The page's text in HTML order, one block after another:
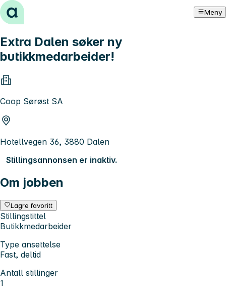
Hopp til innhold Meny
Extra Dalen søker ny
butikkmedarbeider!
Coop Sørøst SA
Hotellvegen 36, 3880 Dalen
Stillingsannonsen er inaktiv.
Om jobben
Lagre favoritt
Stillingstittel
Butikkmedarbeider
Type ansettelse
Fast, deltid
Antall stillinger
1